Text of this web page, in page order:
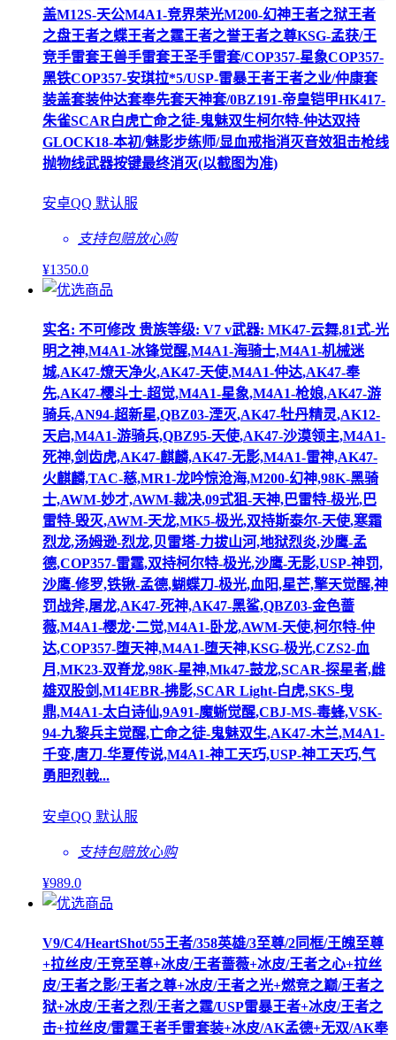
盖M12S-天公M4A1-竞界荣光M200-幻神王者之狱王者
之盘王者之蝶王者之霆王者之誉王者之尊KSG-孟获/王
竞手雷套王兽手雷套王圣手雷套/COP357-星象COP357-
黑铁COP357-安琪拉*5/USP-雷暴王者王者之业/仲康套
装盖套装仲达套奉先套天神套/0BZ191-帝皇铠甲HK417-
朱雀SCAR白虎亡命之徒-鬼魅双生柯尔特-仲达双持
GLOCK18-本初/魅影步练师/显血戒指消灭音效狙击枪线
抛物线武器按键最终消灭(以截图为准)
安卓QQ 默认服
支持包赔放心购
¥1350.0
实名: 不可修改 贵族等级: V7 v武器: MK47-云舞,81式-光
明之神,M4A1-冰锋觉醒,M4A1-海骑士,M4A1-机械迷
城,AK47-燎天净火,AK47-天使,M4A1-仲达,AK47-奉
先,AK47-樱斗士-超觉,M4A1-星象,M4A1-枪娘,AK47-游
骑兵,AN94-超新星,QBZ03-湮灭,AK47-牡丹精灵,AK12-
天启,M4A1-游骑兵,QBZ95-天使,AK47-沙漠领主,M4A1-
死神,剑齿虎,AK47-麒麟,AK47-无影,M4A1-雷神,AK47-
火麒麟,TAC-慈,MR1-龙吟惊沧海,M200-幻神,98K-黑骑
士,AWM-妙才,AWM-裁决,09式狙-天神,巴雷特-极光,巴
雷特-毁灭,AWM-天龙,MK5-极光,双持斯泰尔-天使,寒霜
烈龙,汤姆逊-烈龙,贝雷塔-力拔山河,地狱烈炎,沙鹰-孟
德,COP357-雷霆,双持柯尔特-极光,沙鹰-无影,USP-神罚,
沙鹰-修罗,铁锹-孟德,蝴蝶刀-极光,血阳,星芒,擎天觉醒,神
罚战斧,屠龙,AK47-死神,AK47-黑鲨,QBZ03-金色蔷
薇,M4A1-樱龙·二觉,M4A1-卧龙,AWM-天使,柯尔特-仲
达,COP357-堕天神,M4A1-堕天神,KSG-极光,CZS2-血
月,MK23-双脊龙,98K-星神,Mk47-鼓龙,SCAR-探星者,雌
雄双股剑,M14EBR-拂影,SCAR Light-白虎,SKS-曳
鼎,M4A1-太白诗仙,9A91-魔蜥觉醒,CBJ-MS-毒蜂,VSK-
94-九黎兵主觉醒,亡命之徒-鬼魅双生,AK47-木兰,M4A1-
千变,唐刀-华夏传说,M4A1-神工天巧,USP-神工天巧,气
勇胆烈戟...
安卓QQ 默认服
支持包赔放心购
¥989.0
V9/C4/HeartShot/55王者/358英雄/3至尊/2同框/王魄至尊
+拉丝皮/王竞至尊+冰皮/王者蔷薇+冰皮/王者之心+拉丝
皮/王者之影/王者之尊+冰皮/王者之光+燃竞之巅/王者之
狱+冰皮/王者之烈/王者之霆/USP雷暴王者+冰皮/王者之
击+拉丝皮/雷霆王者手雷套装+冰皮/AK孟德+无双/AK奉